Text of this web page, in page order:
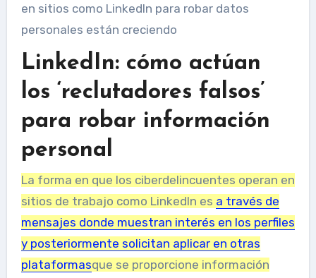
en sitios como LinkedIn para robar datos
personales están creciendo
LinkedIn: cómo actúan
los ‘reclutadores falsos’
para robar información
personal
La forma en que los ciberdelincuentes operan en
sitios de trabajo como LinkedIn es a través de
mensajes donde muestran interés en los perfiles
y posteriormente solicitan aplicar en otras
plataformasque se proporcione información